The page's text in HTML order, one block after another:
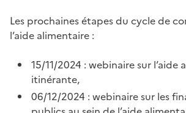
l
a
Les prochaines étapes du cycle de
l’aide alimentaire :
15/11/2024 : webinaire sur l’aide
itinérante,
06/12/2024 : webinaire sur les